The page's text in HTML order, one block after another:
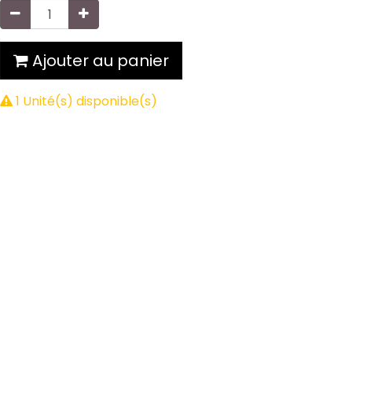
Ajouter au panier
1 Unité(s) disponible(s)